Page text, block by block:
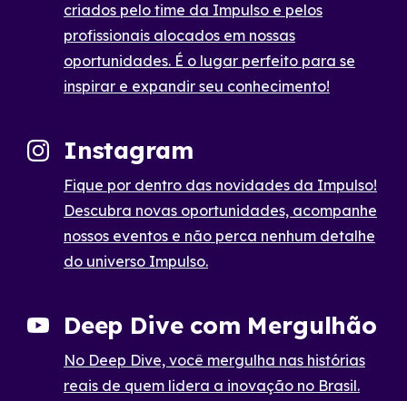
criados pelo time da Impulso e pelos
profissionais alocados em nossas
oportunidades. É o lugar perfeito para se
inspirar e expandir seu conhecimento!
Instagram
Fique por dentro das novidades da Impulso!
Descubra novas oportunidades, acompanhe
nossos eventos e não perca nenhum detalhe
do universo Impulso.
Deep Dive com Mergulhão
No Deep Dive, você mergulha nas histórias
reais de quem lidera a inovação no Brasil.